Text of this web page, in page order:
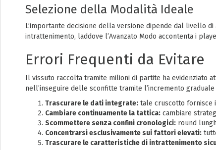
Selezione della Modalità Ideale
L’importante decisione della versione dipende dal livello
intrattenimento, laddove l’Avanzato Modo accontenta i
Errori Frequenti da Evitare
Il vissuto raccolta tramite milioni di partite ha evidenziato
nell’inseguire delle sconfitte tramite l’incremento
Trascurare le dati integrate: tale cruscotto fornisce
Cambiare continuamente la tattica: cambiare
Scommettere senza confini cronologici: round
Concentrarsi esclusivamente sui fattori elevati:
Trascurare le caratteristiche di intrattenimento